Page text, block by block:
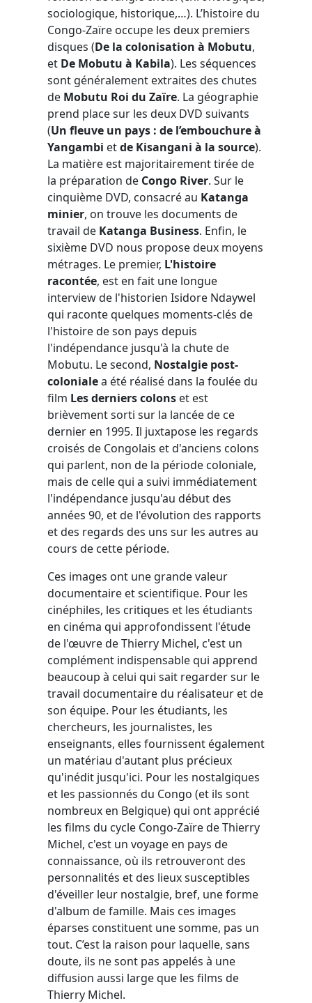
sociologique, historique,…). L’histoire du
Congo-Zaïre occupe les deux premiers
disques (De la colonisation à Mobutu,
et De Mobutu à Kabila). Les séquences
sont généralement extraites des chutes
de Mobutu Roi du Zaïre. La géographie
prend place sur les deux DVD suivants
(Un fleuve un pays : de l’embouchure à
Yangambi etde Kisangani à la source).
La matière est majoritairement tirée de
la préparation de Congo River. Sur le
cinquième DVD, consacré au Katanga
minier, on trouve les documents de
travail de Katanga Business. Enfin, le
sixième DVD nous propose deux moyens
métrages. Le premier, L'histoire
racontée, est en fait une longue
interview de l'historien Isidore Ndaywel
qui raconte quelques moments-clés de
l'histoire de son pays depuis
l'indépendance jusqu'à la chute de
Mobutu. Le second, Nostalgie post-
colonialea été réalisé dans la foulée du
film Les derniers colons et est
brièvement sorti sur la lancée de ce
dernier en 1995. Il juxtapose les regards
croisés de Congolais et d'anciens colons
qui parlent, non de la période coloniale,
mais de celle qui a suivi immédiatement
l'indépendance jusqu'au début des
années 90, et de l'évolution des rapports
et des regards des uns sur les autres au
cours de cette période.
Ces images ont une grande valeur
documentaire et scientifique. Pour les
cinéphiles, les critiques et les étudiants
en cinéma qui approfondissent l'étude
de l'œuvre de Thierry Michel, c'est un
complément indispensable qui apprend
beaucoup à celui qui sait regarder sur le
travail documentaire du réalisateur et de
son équipe. Pour les étudiants, les
chercheurs, les journalistes, les
enseignants, elles fournissent également
un matériau d'autant plus précieux
qu'inédit jusqu'ici. Pour les nostalgiques
et les passionnés du Congo (et ils sont
nombreux en Belgique) qui ont apprécié
les films du cycle Congo-Zaïre de Thierry
Michel, c'est un voyage en pays de
connaissance, où ils retrouveront des
personnalités et des lieux susceptibles
d'éveiller leur nostalgie, bref, une forme
d'album de famille. Mais ces images
éparses constituent une somme, pas un
tout. C’est la raison pour laquelle, sans
doute, ils ne sont pas appelés à une
diffusion aussi large que les films de
Thierry Michel.